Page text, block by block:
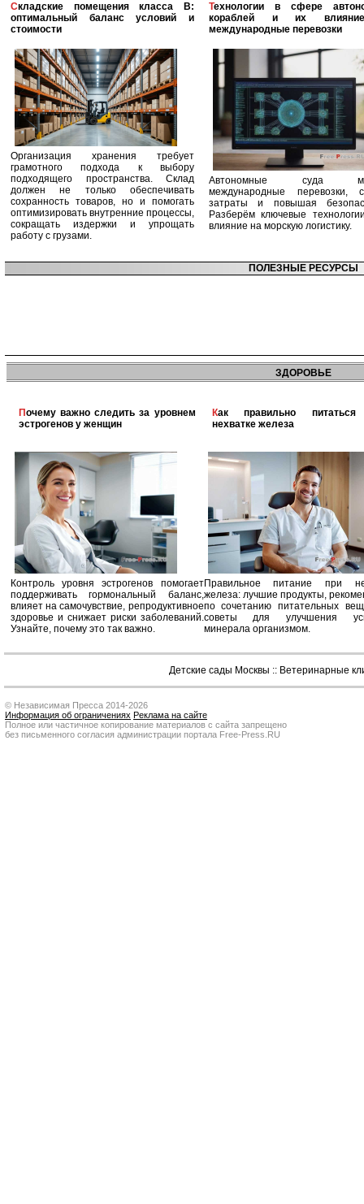
Складские помещения класса B:
оптимальный баланс условий и
стоимости
Организация хранения требует
грамотного подхода к выбору
подходящего пространства. Склад
должен не только обеспечивать
сохранность товаров, но и помогать
оптимизировать внутренние процессы,
сокращать издержки и упрощать
работу с грузами.
Технологии в сфере автономных
кораблей и их
международные перевозки
Автономные суда
международные перевозки,
затраты и повышая
Разберём ключевые
влияние на морскую логистику.
ПОЛЕЗНЫЕ РЕСУРСЫ
ЗДОРОВЬЕ
Почему важно следить за уровнем
эстрогенов у женщин
Контроль уровня эстрогенов помогает
поддерживать гормональный баланс,
влияет на самочувствие, репродуктивное
здоровье и снижает риски заболеваний.
Узнайте, почему это так важно.
Как правильно питаться при
нехватке железа
Правильное питание при
железа: лучшие продукты,
по сочетанию питательных
советы для улучшения
минерала организмом.
Детские сады Москвы :: Ветеринарные
© Независимая Пресса 2014-2026
Информация об ограничениях Реклама на сайте
Полное или частичное копирование материалов с сайта запрещено
без письменного согласия администрации портала Free-Press.RU